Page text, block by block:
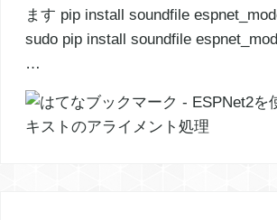
ます pip install soundfile
sudo pip install soundfile
…